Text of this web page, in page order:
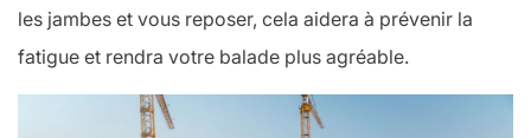
les jambes et vous reposer, cela aidera à prévenir la
fatigue et rendra votre balade plus agréable.